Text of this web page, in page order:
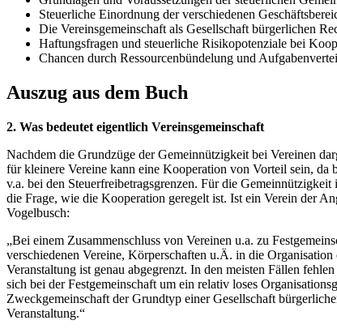
Steuerliche Einordnung der verschiedenen
Die Vereinsgemeinschaft als Gesellschaft bürgerlichen
Haftungsfragen und steuerliche Risikopotenziale bei
Chancen durch Ressourcenbündelung und
Auszug aus dem Buch
2. Was bedeutet eigentlich Vereinsgemeinschaft
Nachdem die Grundzüge der Gemeinnützigkeit bei Vereinen
für kleinere Vereine kann eine Kooperation von Vorteil sein, da
v.a. bei den Steuerfreibetragsgrenzen. Für die
die Frage, wie die Kooperation geregelt ist. Ist ein Verein der
Vogelbusch:
„Bei einem Zusammenschluss von Vereinen u.a. zu
verschiedenen Vereine, Körperschaften u.Ä. in die
Veranstaltung ist genau abgegrenzt. In den meisten Fällen
sich bei der Festgemeinschaft um ein relativ loses
Zweckgemeinschaft der Grundtyp einer Gesellschaft
Veranstaltung.“